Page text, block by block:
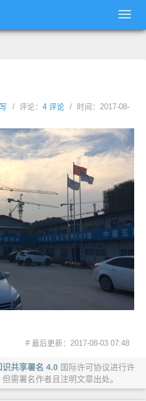
/ 评论： 4 评论
/ 时间：2017-08-
# 最后更新：2017-08-03 07:48
识共享署名 4.0国际许可协议进行许
需署名作者且注明文章出处。